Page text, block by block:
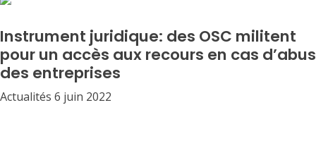
Instrument juridique: des OSC militent
pour un accès aux recours en cas d’abus
des entreprises
Actualités 6 juin 2022